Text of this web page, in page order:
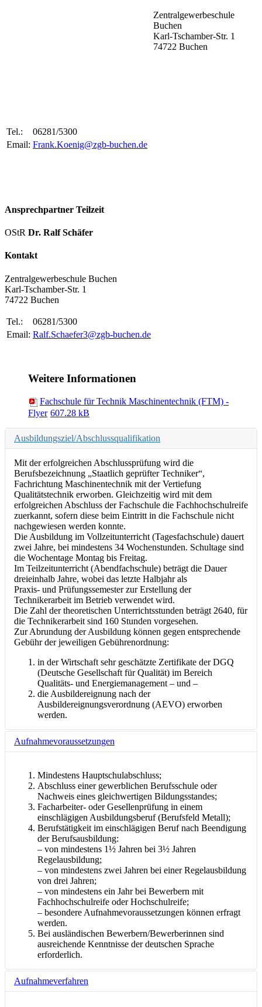
Zentralgewerbeschule
Buchen
Karl-Tschamber-Str. 1
74722 Buchen
Tel.:
06281/5300
Email: Frank.Koenig@zgb-buchen.de
Ansprechpartner Teilzeit
OStR Dr. Ralf Schäfer
Kontakt
Zentralgewerbeschule Buchen
Karl-Tschamber-Str. 1
74722 Buchen
Tel.:
06281/5300
Email: Ralf.Schaefer3@zgb-buchen.de
Weitere Informationen
Fachschule für Technik Maschinentechnik (FTM) -
Flyer 607.28 kB
Ausbildungsziel/Abschlussqualifikation
Mit der erfolgreichen Abschlussprüfung wird die
Berufsbezeichnung „Staatlich geprüfter Techniker“,
Fachrichtung Maschinentechnik mit der Vertiefung
Qualitätstechnik erworben. Gleichzeitig wird mit dem
erfolgreichen Abschluss der Fachschule die Fachhochschulreife
zuerkannt, sofern diese beim Eintritt in die Fachschule nicht
nachgewiesen werden konnte.
Die Ausbildung im Vollzeitunterricht (Tagesfachschule) dauert
zwei Jahre, bei mindestens 34 Wochenstunden. Schultage sind
die Wochentage Montag bis Freitag.
Im Teilzeitunterricht (Abendfachschule) beträgt die Dauer
dreieinhalb Jahre, wobei das letzte Halbjahr als
Praxis- und Prüfungssemester zur Erstellung der
Technikerarbeit im Betrieb verwendet wird.
Die Zahl der theoretischen Unterrichtsstunden beträgt 2640, für
die Technikerarbeit sind 160 Stunden vorgesehen.
Zur Abrundung der Ausbildung können gegen entsprechende
Gebühr der jeweiligen Gebührenordnung:
in der Wirtschaft sehr geschätzte Zertifikate der DGQ
(Deutsche Gesellschaft für Qualität) im Bereich
Qualitäts- und Energiemanagement – und –
die Ausbildereignung nach der
Ausbildereignungsverordnung (AEVO) erworben
werden.
Aufnahmevoraussetzungen
Mindestens Hauptschulabschluss;
Abschluss einer gewerblichen Berufsschule oder
Nachweis eines gleichwertigen Bildungsstandes;
Facharbeiter- oder Gesellenprüfung in einem
einschlägigen Ausbildungsberuf (Berufsfeld Metall);
Berufstätigkeit im einschlägigen Beruf nach Beendigung
der Berufsausbildung:
– von mindestens 1½ Jahren bei 3½ Jahren
Regelausbildung;
– von mindestens zwei Jahren bei einer Regelausbildung
von drei Jahren;
– von mindestens ein Jahr bei Bewerbern mit
Fachhochschulreife oder Hochschulreife;
– besondere Aufnahmevoraussetzungen können erfragt
werden.
Bei ausländischen Bewerbern/Bewerberinnen sind
ausreichende Kenntnisse der deutschen Sprache
erforderlich.
Aufnahmeverfahren